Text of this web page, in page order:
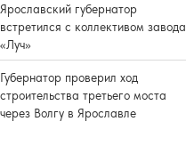
Ярославский губернатор
встретился с коллективом завода
«Луч»
Губернатор проверил ход
строительства третьего моста
через Волгу в Ярославле